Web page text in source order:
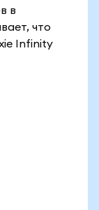
в
что
Infinity